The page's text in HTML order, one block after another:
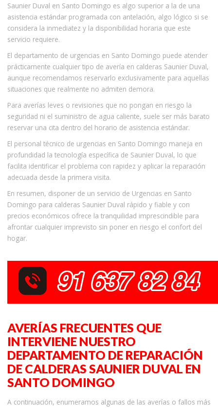
Saunier Duval en Santo Domingo es algo superior a la de una
asistencia estándar programada con antelación, algo lógico si se
considera la inmediatez y la disponibilidad horaria que este
servicio requiere.
El departamento de urgencias en Santo Domingo puede atender
prácticamente cualquier tipo de avería en calderas Saunier Duval,
aunque recomendamos reservarlo exclusivamente para aquellas
situaciones que realmente no admiten demora.
Para averías leves o revisiones que no pongan en riesgo la
seguridad ni el suministro de agua caliente, suele ser más barato
reservar una cita dentro del horario de asistencia estándar.
El personal técnico de urgencias en Santo Domingo maneja en
profundidad la tecnología específica de Saunier Duval, lo que
facilita identificar el problema con rapidez y aplicar la reparación
adecuada desde la primera visita.
En resumen, disponer de un servicio de Urgencias en Santo
Domingo para calderas Saunier Duval rápido y fiable y con
precios económicos ofrece la tranquilidad imprescindible para
afrontar cualquier imprevisto sin poner en riesgo el confort del
hogar.
AVERÍAS FRECUENTES QUE
INTERVIENE NUESTRO
DEPARTAMENTO DE REPARACIÓN
DE CALDERAS SAUNIER DUVAL EN
SANTO DOMINGO
A continuación, enumeramos algunas de las averías o fallos más